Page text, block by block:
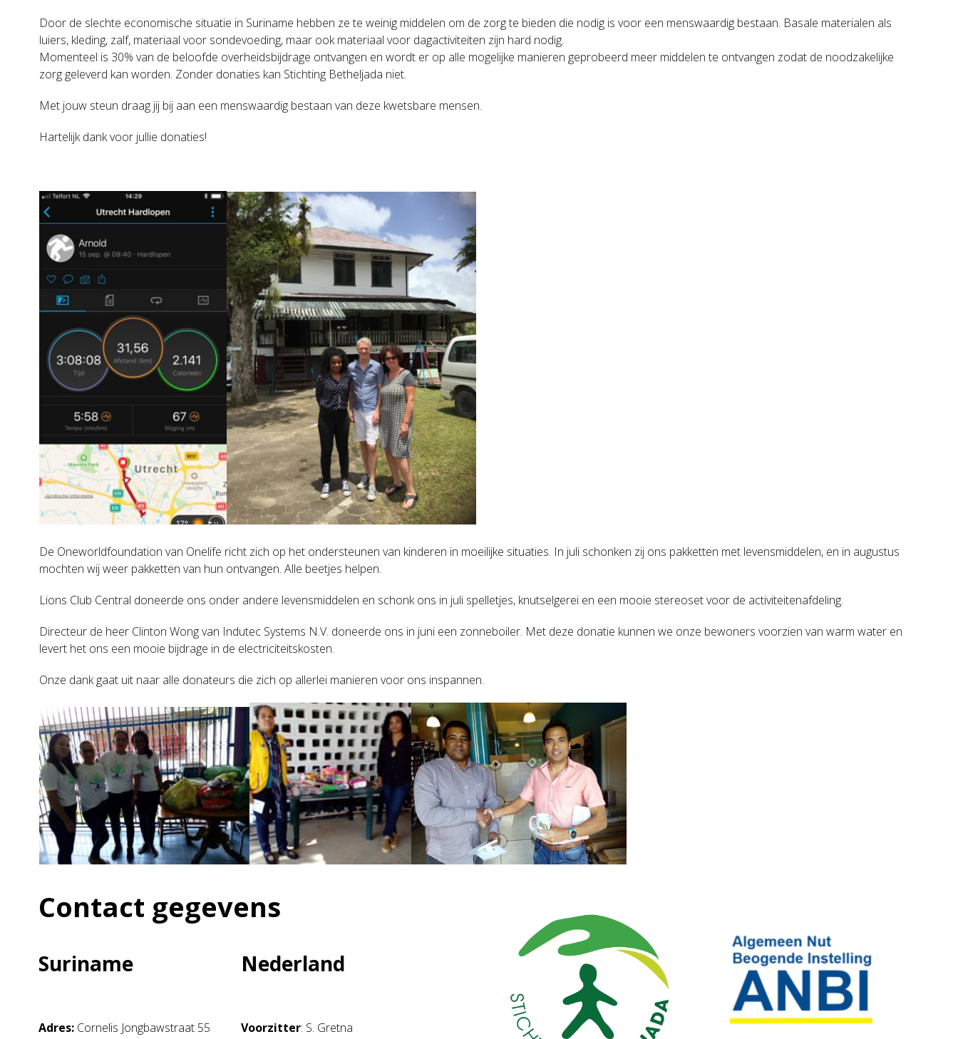
Door de slechte economische situatie in Suriname hebben ze te weinig middelen om de zorg te bieden die nodig is voor een menswaardig bestaan. Basale materialen als
luiers, kleding, zalf, materiaal voor sondevoeding, maar ook materiaal voor dagactiviteiten zijn hard nodig.
Momenteel is 30% van de beloofde overheidsbijdrage ontvangen en wordt er op alle mogelijke manieren geprobeerd meer middelen te ontvangen zodat de noodzakelijke
zorg geleverd kan worden. Zonder donaties kan Stichting Betheljada niet.
Met jouw steun draag jij bij aan een menswaardig bestaan van deze kwetsbare mensen.
Hartelijk dank voor jullie donaties!
De Oneworldfoundation van Onelife richt zich op het ondersteunen van kinderen in moeilijke situaties. In juli schonken zij ons pakketten met levensmiddelen, en in augustus
mochten wij weer pakketten van hun ontvangen. Alle beetjes helpen.
Lions Club Central doneerde ons onder andere levensmiddelen en schonk ons in juli spelletjes, knutselgerei en een mooie stereoset voor de activiteitenafdeling.
Directeur de heer Clinton Wong van Indutec Systems N.V. doneerde ons in juni een zonneboiler. Met deze donatie kunnen we onze bewoners voorzien van warm water en
levert het ons een mooie bijdrage in de electriciteitskosten.
Onze dank gaat uit naar alle donateurs die zich op allerlei manieren voor ons inspannen.
Contact gegevens
Suriname
Adres: Cornelis Jongbawstraat 55
Nederland
Voorzitter: S. Gretna